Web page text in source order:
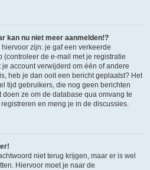
kan nu niet meer aanmelden!?
zijn: je gaf een verkeerde
de e-mail met je registratie
account verwijderd om één of andere
heb je dan ooit een bericht geplaatst? Het
tijd gebruikers, die nog geen berichten
ze om de database qua omvang te
en meng je in de discussies.
niet terug krijgen, maar er is wel
Hiervoor moet je naar de